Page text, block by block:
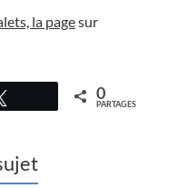
la pagesur
0
PARTAGES